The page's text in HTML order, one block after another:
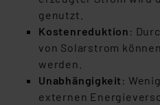
genutzt.
Kostenreduktion :
von Solarstrom
werden.
Unabhängigkeit :
externen